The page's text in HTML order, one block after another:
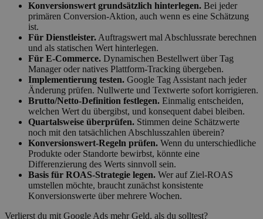
Konversionswert grundsätzlich hinterlegen. Bei jeder
primären Conversion-Aktion, auch wenn es eine Schätzung
ist.
Für Dienstleister. Auftragswert mal Abschlussrate berechnen
und als statischen Wert hinterlegen.
Für E-Commerce. Dynamischen Bestellwert über Tag
Manager oder natives Plattform-Tracking übergeben.
Implementierung testen. Google Tag Assistant nach jeder
Änderung prüfen. Nullwerte und Textwerte sofort korrigieren.
Brutto/Netto-Definition festlegen. Einmalig entscheiden,
welchen Wert du übergibst, und konsequent dabei bleiben.
Quartalsweise überprüfen. Stimmen deine Schätzwerte
noch mit den tatsächlichen Abschlusszahlen überein?
Konversionswert-Regeln prüfen. Wenn du unterschiedliche
Produkte oder Standorte bewirbst, könnte eine
Differenzierung des Werts sinnvoll sein.
Basis für ROAS-Strategie legen. Wer auf Ziel-ROAS
umstellen möchte, braucht zunächst konsistente
Konversionswerte über mehrere Wochen.
Verlierst du mit Google Ads mehr Geld, als du solltest?